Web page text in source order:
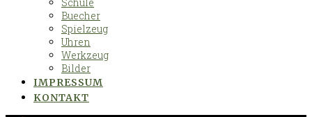
Buecher
Spielzeug
Uhren
Werkzeug
Bilder
IMPRESSUM
KONTAKT